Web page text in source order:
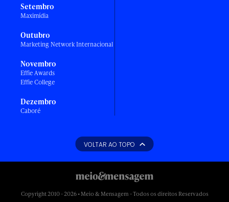
Setembro
Maximídia
Outubro
Marketing Network Internacional
Novembro
Effie Awards
Effie College
Dezembro
Caboré
VOLTAR AO TOPO
Copyright 2010 - 2026 • Meio & Mensagem - Todos os direitos Reservados